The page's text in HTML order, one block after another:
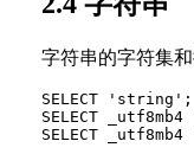
字符串的字符集
SELECT 'string';
SELECT